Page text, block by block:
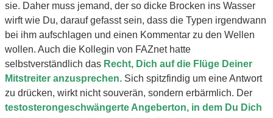
sie. Daher muss jemand, der so dicke Brocken ins Wasser
wirft wie Du, darauf gefasst sein, dass die Typen irgendwann
bei ihm aufschlagen und einen Kommentar zu den Wellen
wollen. Auch die Kollegin von FAZnet hatte
selbstverständlich das Recht, Dich auf die Flüge Deiner
Mitstreiter anzusprechen. Sich spitzfindig um eine Antwort
zu drücken, wirkt nicht souverän, sondern erbärmlich. Der
testosterongeschwängerte Angeberton, in dem Du Dich